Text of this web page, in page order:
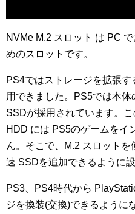
NVMe M.2 スロット は PC
めのスロットです。
PS4ではストレージを拡張
用できました。PS5では本
SSDが採用されています。
HDD には PS5のゲームをイ
ん。そこで、M.2 スロット
速 SSDを追加できるように
PS3、PS4時代から
ジを換装(交換)できるように